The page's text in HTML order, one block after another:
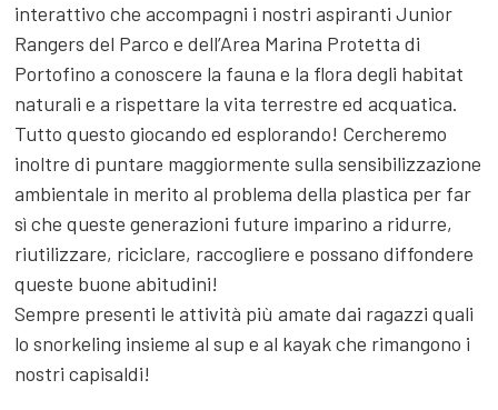
interattivo che accompagni i nostri aspiranti Junior
Rangers del Parco e dell’Area Marina Protetta di
Portofino a conoscere la fauna e la flora degli habitat
naturali e a rispettare la vita terrestre ed acquatica.
Tutto questo giocando ed esplorando! Cercheremo
inoltre di puntare maggiormente sulla sensibilizzazione
ambientale in merito al problema della plastica per far
sì che queste generazioni future imparino a ridurre,
riutilizzare, riciclare, raccogliere e possano diffondere
queste buone abitudini!
Sempre presenti le attività più amate dai ragazzi quali
lo snorkeling insieme al sup e al kayak che rimangono i
nostri capisaldi!